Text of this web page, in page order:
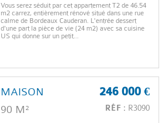
Vous serez séduit par cet appartement T2 de 46.54
m2 carrez, entièrement rénové situé dans une rue
calme de Bordeaux Cauderan. L'entrée dessert
d'une part la pièce de vie (24 m2) avec sa cuisine
US qui donne sur un petit...
246 000 €
RÉF : R3090
MAISON
90 M²